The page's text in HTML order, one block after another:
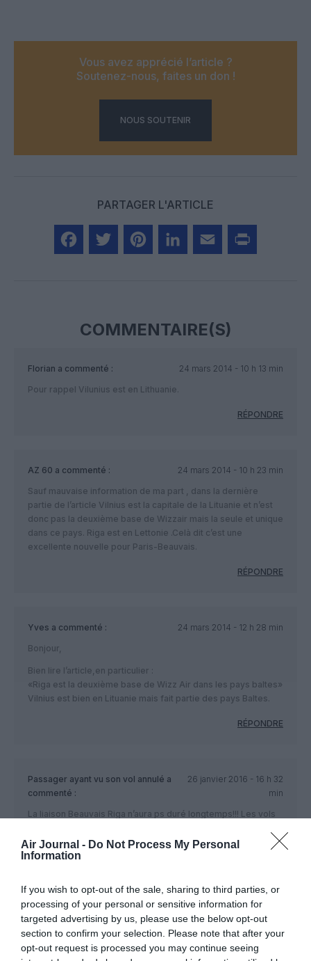
Air Journal - Do Not Process My Personal
Information
If you wish to opt-out of the sale, sharing to third parties, or
processing of your personal or sensitive information for
targeted advertising by us, please use the below opt-out
section to confirm your selection. Please note that after your
opt-out request is processed you may continue seeing
Vous avez apprécié l’article ?
Soutenez-nous, faites un don !
NOUS SOUTENIR
PARTAGER L'ARTICLE
COMMENTAIRE(S)
Florian a commenté :
24 mars 2014 - 10 h 13 min
Pour rappel Vilunius est en Lithuanie.
RÉPONDRE
AZ 60 a commenté :
24 mars 2014 - 10 h 23 min
Sauf mauvaise information de ma part , dans la dernière
partie de l’article Vilnius est la capitale de la Lituanie et n’est
donc pas la deuxième base de Wizzair mais la seule et unique
dans ce pays. Riga est en Lettonie .Celà dit c’est une
excellente nouvelle pour Paris-Beauvais.
RÉPONDRE
Yves a commenté :
24 mars 2014 - 12 h 28 min
Bonjour,
Bien lire l’article,en particulier :
«Riga est la deuxième base de Wizz Air dans les pays baltes»
Vilnius est bien en Lituanie mais fait partie des pays Baltes.
RÉPONDRE
Passager ayant vu son vol annulé a
commenté :
26 janvier 2016 - 16 h 32
min
La liaison Beauvais Riga n’aura ps duré longtemps!!! Les vols
RÉPONDRE
LAISSER UN COMMENTAIRE